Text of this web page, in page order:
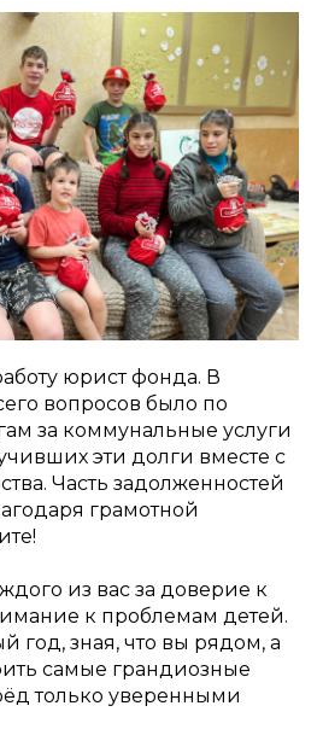
юрист фонда. В
вопросов было по
за коммунальные услуги
эти долги вместе с
Часть задолженностей
грамотной
из вас за доверие к
к проблемам детей.
год, зная, что вы рядом, а
самые грандиозные
только уверенными